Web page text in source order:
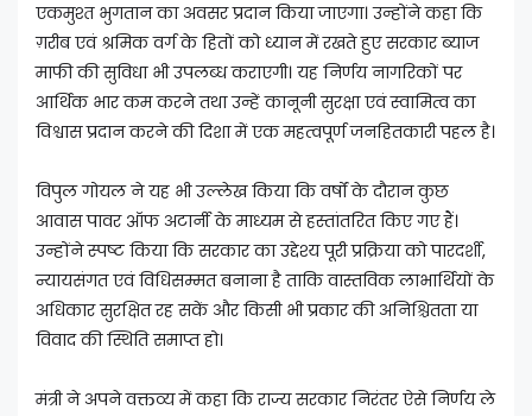
एकमुश्त भुगतान का अवसर प्रदान किया जाएगा। उन्होंने कहा कि
ग़रीब एवं श्रमिक वर्ग के हितों को ध्यान में रखते हुए सरकार ब्याज
माफी की सुविधा भी उपलब्ध कराएगी। यह निर्णय नागरिकों पर
आर्थिक भार कम करने तथा उन्हें कानूनी सुरक्षा एवं स्वामित्व का
विश्वास प्रदान करने की दिशा में एक महत्वपूर्ण जनहितकारी पहल है।
विपुल गोयल ने यह भी उल्लेख किया कि वर्षों के दौरान कुछ
आवास पावर ऑफ अटार्नी के माध्यम से हस्तांतरित किए गए हैं।
उन्होंने स्पष्ट किया कि सरकार का उद्देश्य पूरी प्रक्रिया को पारदर्शी,
न्यायसंगत एवं विधिसम्मत बनाना है ताकि वास्तविक लाभार्थियों के
अधिकार सुरक्षित रह सकें और किसी भी प्रकार की अनिश्चितता या
विवाद की स्थिति समाप्त हो।
मंत्री ने अपने वक्तव्य में कहा कि राज्य सरकार निरंतर ऐसे निर्णय ले